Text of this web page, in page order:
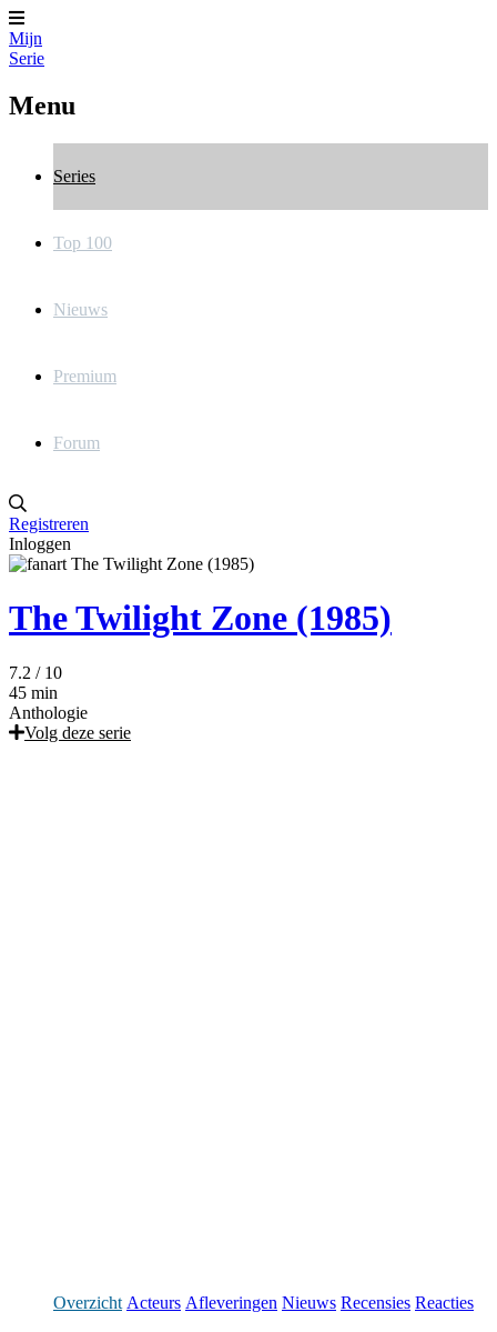
Mijn
Serie
Menu
Series
Top 100
Nieuws
Premium
Forum
Registreren
Inloggen
The Twilight Zone (1985)
7.2 / 10
45 min
Anthologie
Volg deze serie
Overzicht Acteurs Afleveringen Nieuws Recensies Reacties